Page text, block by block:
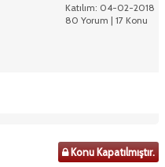
Katılım: 04-02-2018
80 Yorum | 17 Konu
Konu Kapatılmıştır.